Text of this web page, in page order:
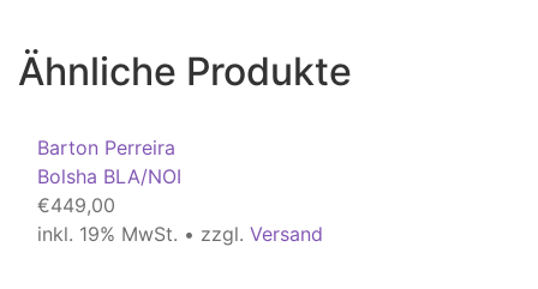
Ähnliche Produkte
Barton Perreira
Bolsha BLA/NOI
€449,00
inkl. 19% MwSt. • zzgl. Versand